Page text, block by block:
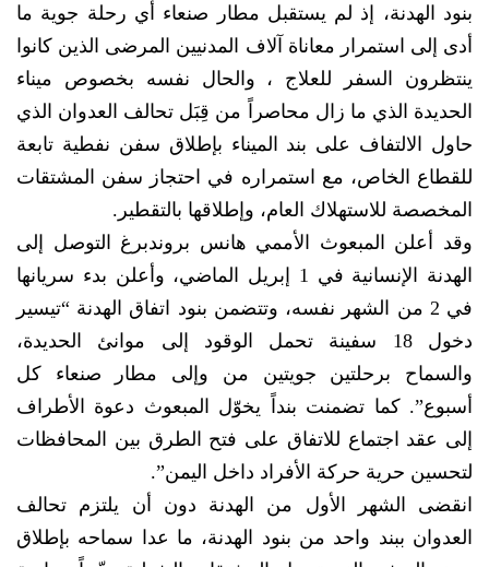
بنود الهدنة، إذ لم يستقبل مطار صنعاء أي رحلة جوية ما
أدى إلى استمرار معاناة آلاف المدنيين المرضى الذين كانوا
ينتظرون السفر للعلاج ، والحال نفسه بخصوص ميناء
الحديدة الذي ما زال محاصراً من قِبَل تحالف العدوان الذي
حاول الالتفاف على بند الميناء بإطلاق سفن نفطية تابعة
للقطاع الخاص، مع استمراره في احتجاز سفن المشتقات
المخصصة للاستهلاك العام، وإطلاقها بالتقطير.
وقد أعلن المبعوث الأممي هانس بروندبرغ التوصل إلى
الهدنة الإنسانية في 1 إبريل الماضي، وأعلن بدء سريانها
في 2 من الشهر نفسه، وتتضمن بنود اتفاق الهدنة “تيسير
دخول 18 سفينة تحمل الوقود إلى موانئ الحديدة،
والسماح برحلتين جويتين من وإلى مطار صنعاء كل
أسبوع”. كما تضمنت بنداً يخوّل المبعوث دعوة الأطراف
إلى عقد اجتماع للاتفاق على فتح الطرق بين المحافظات
لتحسين حرية حركة الأفراد داخل اليمن”.
انقضى الشهر الأول من الهدنة دون أن يلتزم تحالف
العدوان ببند واحد من بنود الهدنة، ما عدا سماحه بإطلاق